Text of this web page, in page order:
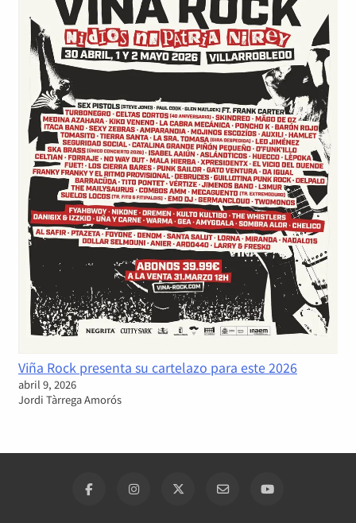
Viña Rock presenta su cartelazo para este 2026
abril 9, 2026
Jordi Tàrrega Amorós